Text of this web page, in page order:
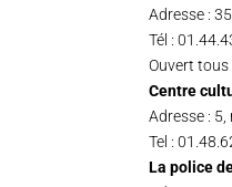
Adresse :
Tél :
Ouvert tous
Centre
Adresse :
Tel :
La police